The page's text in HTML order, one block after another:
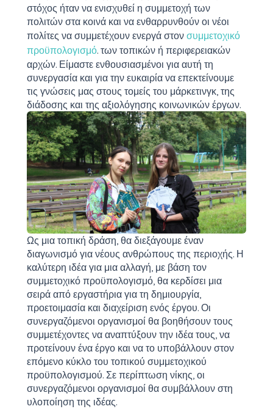
στόχος ήταν να ενισχυθεί η συμμετοχή των
πολιτών στα κοινά και να ενθαρρυνθούν οι νέοι
πολίτες να συμμετέχουν ενεργά στον συμμετοχικό
προϋπολογισμό. των τοπικών ή περιφερειακών
αρχών. Είμαστε ενθουσιασμένοι για αυτή τη
συνεργασία και για την ευκαιρία να επεκτείνουμε
τις γνώσεις μας στους τομείς του μάρκετινγκ, της
διάδοσης και της αξιολόγησης κοινωνικών έργων.
Ως μια τοπική δράση, θα διεξάγουμε έναν
διαγωνισμό για νέους ανθρώπους της περιοχής. Η
καλύτερη ιδέα για μια αλλαγή, με βάση τον
συμμετοχικό προϋπολογισμό, θα κερδίσει μια
σειρά από εργαστήρια για τη δημιουργία,
προετοιμασία και διαχείριση ενός έργου. Οι
συνεργαζόμενοι οργανισμοί θα βοηθήσουν τους
συμμετέχοντες να αναπτύξουν την ιδέα τους, να
προτείνουν ένα έργο και να το υποβάλλουν στον
επόμενο κύκλο του τοπικού συμμετοχικού
προϋπολογισμού. Σε περίπτωση νίκης, οι
συνεργαζόμενοι οργανισμοί θα συμβάλλουν στη
υλοποίηση της ιδέας.